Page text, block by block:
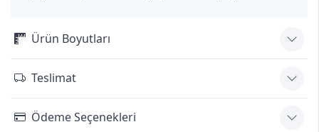
Ürün Boyutları
Teslimat
Ödeme Seçenekleri